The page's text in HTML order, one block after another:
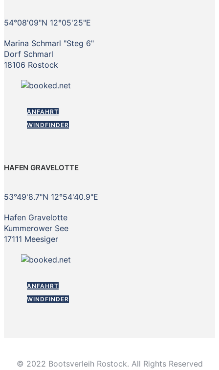
54°08'09"N 12°05'25"E
Marina Schmarl "Steg 6"
Dorf Schmarl
18106 Rostock
ANFAHRT
WINDFINDER
HAFEN GRAVELOTTE
53°49'8.7"N 12°54'40.9"E
Hafen Gravelotte
Kummerower See
17111 Meesiger
ANFAHRT
WINDFINDER
© 2022 Bootsverleih Rostock. All Rights Reserved